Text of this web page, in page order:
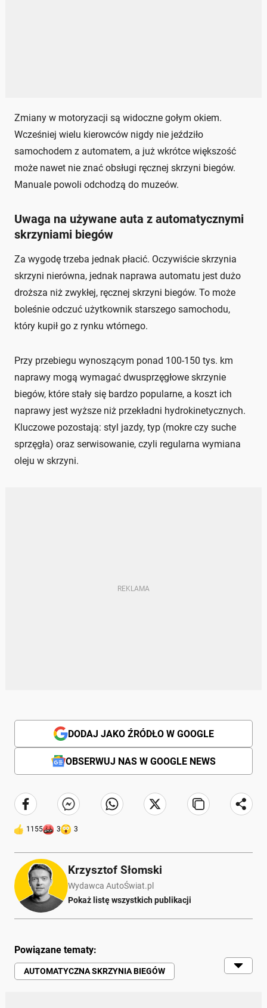
Zmiany w motoryzacji są widoczne gołym okiem.
Wcześniej wielu kierowców nigdy nie jeździło
samochodem z automatem, a już wkrótce większość
może nawet nie znać obsługi ręcznej skrzyni biegów.
Manuale powoli odchodzą do muzeów.
Uwaga na używane auta z automatycznymi
skrzyniami biegów
Za wygodę trzeba jednak płacić. Oczywiście skrzynia
skrzyni nierówna, jednak naprawa automatu jest dużo
droższa niż zwykłej, ręcznej skrzyni biegów. To może
boleśnie odczuć użytkownik starszego samochodu,
który kupił go z rynku wtórnego.
Przy przebiegu wynoszącym ponad 100-150 tys. km
naprawy mogą wymagać dwusprzęgłowe skrzynie
biegów, które stały się bardzo popularne, a koszt ich
naprawy jest wyższe niż przekładni hydrokinetycznych.
Kluczowe pozostają: styl jazdy, typ (mokre czy suche
sprzęgła) oraz serwisowanie, czyli regularna wymiana
oleju w skrzyni.
DODAJ JAKO ŹRÓDŁO W GOOGLE
OBSERWUJ NAS W GOOGLE NEWS
1155 3 3
Krzysztof Słomski
Wydawca AutoŚwiat.pl
Pokaż listę wszystkich publikacji
Powiązane tematy:
AUTOMATYCZNA SKRZYNIA BIEGÓW